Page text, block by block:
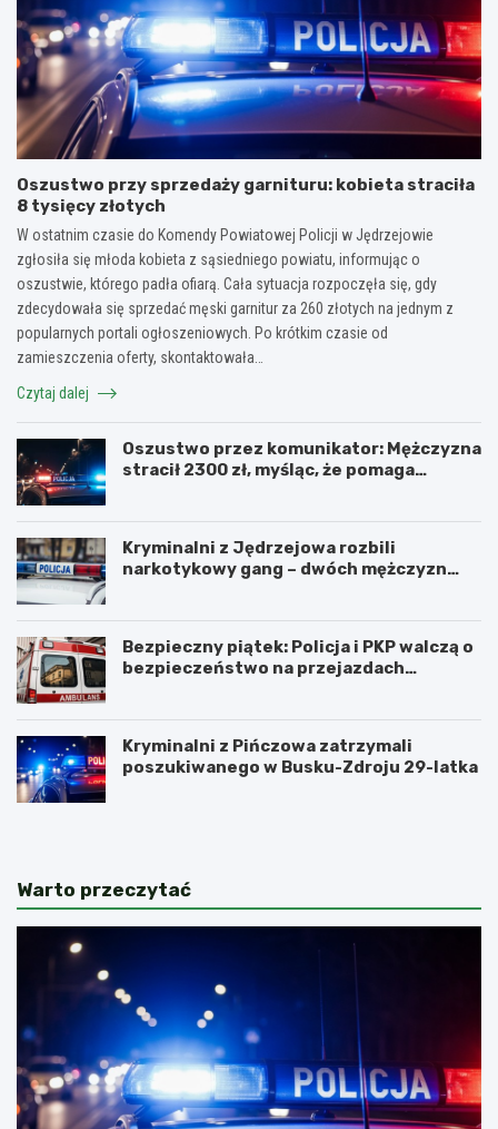
Oszustwo przy sprzedaży garnituru: kobieta straciła
8 tysięcy złotych
W ostatnim czasie do Komendy Powiatowej Policji w Jędrzejowie
zgłosiła się młoda kobieta z sąsiedniego powiatu, informując o
oszustwie, którego padła ofiarą. Cała sytuacja rozpoczęła się, gdy
zdecydowała się sprzedać męski garnitur za 260 złotych na jednym z
popularnych portali ogłoszeniowych. Po krótkim czasie od
zamieszczenia oferty, skontaktowała…
Czytaj dalej
Oszustwo przez komunikator: Mężczyzna
stracił 2300 zł, myśląc, że pomaga
Kryminalni z Jędrzejowa rozbili
narkotykowy gang – dwóch mężczyzn
Bezpieczny piątek: Policja i PKP walczą o
bezpieczeństwo na przejazdach
Kryminalni z Pińczowa zatrzymali
poszukiwanego w Busku-Zdroju 29-latka
Warto przeczytać